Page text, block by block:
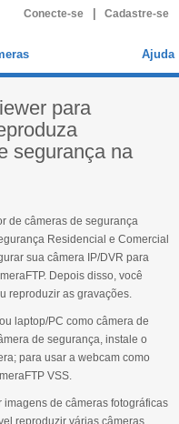
Conecte-se Cadastre-se
Ajuda
para
segurança na
de câmeras de segurança
Residencial e Comercial
sua câmera IP/DVR para
Depois disso, você
reproduzir as gravações.
laptop/PC como câmera de
de segurança, instale o
para usar a webcam como
VSS.
de câmeras fotográficas
reproduzir várias câmeras